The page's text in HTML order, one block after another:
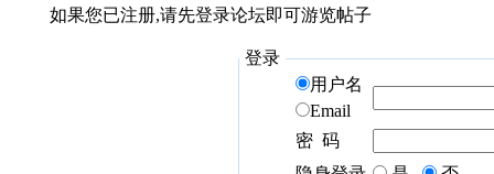
如果您已注册,请先登录论坛即可游览帖子
登录
用户名
Email
密 码